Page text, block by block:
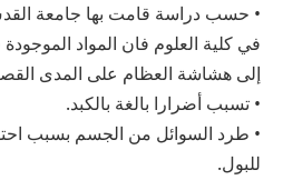
• حسب دراسة قامت بها جامعة
في كلية العلوم فان المواد
إلى هشاشة العظام على المدى
• تسبب أضرارا بالغة بالكبد.
• طرد السوائل من الجسم بسبب
للبول.